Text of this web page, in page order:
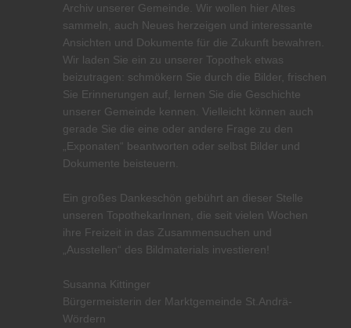
Archiv unserer Gemeinde. Wir wollen hier Altes
sammeln, auch Neues herzeigen und interessante
Ansichten und Dokumente für die Zukunft bewahren.
Wir laden Sie ein zu unserer Topothek etwas
beizutragen: schmökern Sie durch die Bilder, frischen
Sie Erinnerungen auf, lernen Sie die Geschichte
unserer Gemeinde kennen. Vielleicht können auch
gerade Sie die eine oder andere Frage zu den
„Exponaten“ beantworten oder selbst Bilder und
Dokumente beisteuern.
Ein großes Dankeschön gebührt an dieser Stelle
unseren TopothekarInnen, die seit vielen Wochen
ihre Freizeit in das Zusammensuchen und
„Ausstellen“ des Bildmaterials investieren!
Susanna Kittinger
Bürgermeisterin der Marktgemeinde St.Andrä-
Wördern